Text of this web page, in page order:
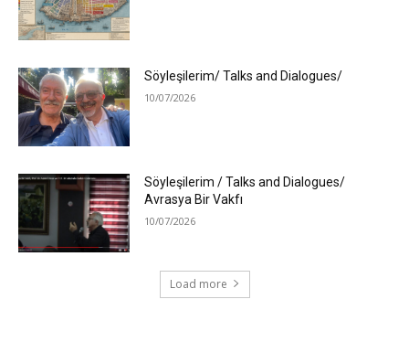
Söyleşilerim/ Talks and Dialogues/
10/07/2026
Söyleşilerim / Talks and Dialogues/
Avrasya Bir Vakfı
10/07/2026
Load more